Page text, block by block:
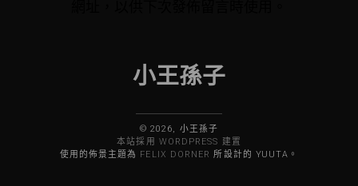
小王孫子
© 2026, 小王孫子
本站採用 WORDPRESS 建置
使用的佈景主題為 FELIX DORNER 所設計的 YUUTA。